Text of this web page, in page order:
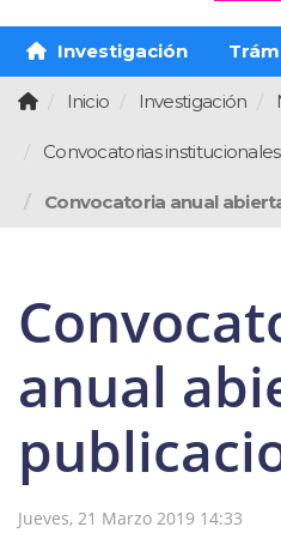
Investigación
Inicio Investigación
Convocatorias institucionales
Convocatoria anual
anual
Jueves, 21 Marzo 2019 14:33